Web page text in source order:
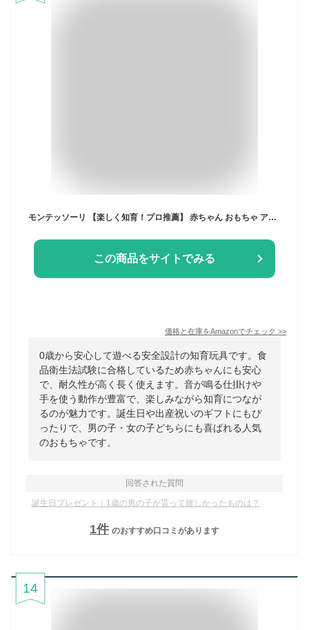
この商品をサイトでみる
価格と在庫をAmazonでチェック >>
0歳から安心して遊べる安全設計の知育玩具です。食
品衛生法試験に合格しているため赤ちゃんにも安心
で、耐久性が高く長く使えます。音が鳴る仕掛けや
手を使う動作が豊富で、楽しみながら知育につなが
るのが魅力です。誕生日や出産祝いのギフトにもぴ
ったりで、男の子・女の子どちらにも喜ばれる人気
のおもちゃです。
回答された質問
誕生日プレゼント｜1歳の男の子が貰って嬉しかったものは？
1件 のおすすめ口コミがあります
14